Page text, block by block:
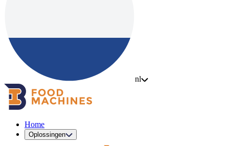
nl
Home
Oplossingen